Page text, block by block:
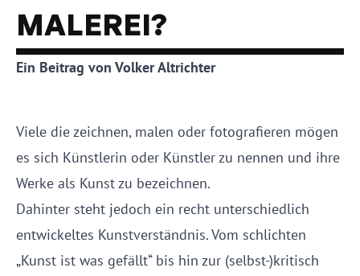
MALEREI?
Ein Beitrag von Volker Altrichter
Viele die zeichnen, malen oder fotografieren mögen
es sich Künstlerin oder Künstler zu nennen und ihre
Werke als Kunst zu bezeichnen.
Dahinter steht jedoch ein recht unterschiedlich
entwickeltes Kunstverständnis. Vom schlichten
„Kunst ist was gefällt“ bis hin zur (selbst-)kritisch